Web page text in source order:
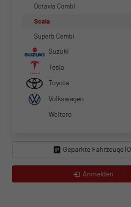
Octavia Combi
Scala
Superb Combi
Suzuki
Tesla
Toyota
Volkswagen
Weitere
Geparkte Fahrzeuge (0
Anmelden